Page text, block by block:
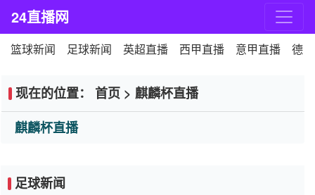
24直播网
篮球新闻 足球新闻 英超直播 西甲直播 意甲直播 德
现在的位置： 首页 > 麒麟杯直播
麒麟杯直播
足球新闻